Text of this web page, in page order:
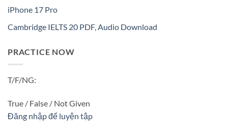
iPhone 17 Pro
Cambridge IELTS 20 PDF, Audio Download
PRACTICE NOW
T/F/NG:
True / False / Not Given
Đăng nhập để luyện tập